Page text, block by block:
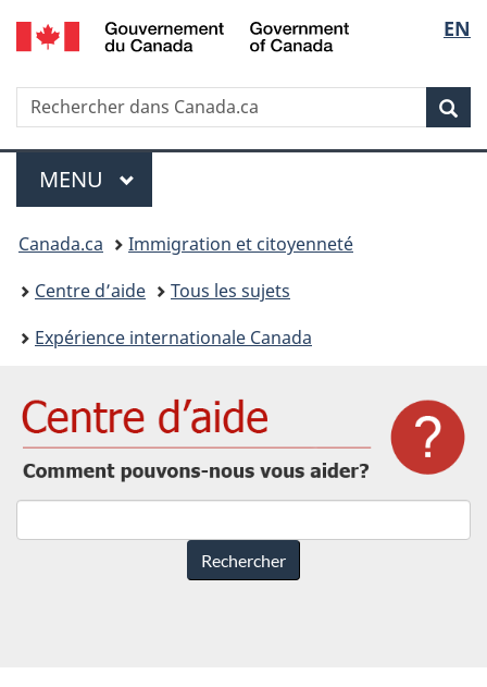
Passer
au
principal
Passer
à
sujet
du
gouvernement »
Passer
à
version
HTML
simplifiée
de
la
EN
Recherche
Rechercher
dans
IRCC
Menu
MENU PRINCIPAL
Vous
êtes
ici
Canada.ca
Immigration et citoyenneté
Centre d’aide
Tous les sujets
Expérience internationale Canada
pouvons-
nous